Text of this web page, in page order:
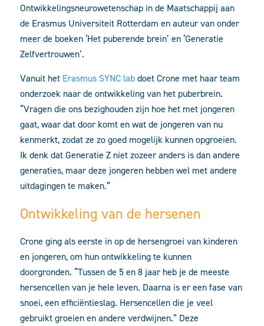
Ontwikkelingsneurowetenschap in de Maatschappij aan
de Erasmus Universiteit Rotterdam en auteur van onder
meer de boeken ‘Het puberende brein’ en ‘Generatie
Zelfvertrouwen’.
Vanuit het Erasmus SYNC labdoet Crone met haar team
onderzoek naar de ontwikkeling van het puberbrein.
“Vragen die ons bezighouden zijn hoe het met jongeren
gaat, waar dat door komt en wat de jongeren van nu
kenmerkt, zodat ze zo goed mogelijk kunnen opgroeien.
Ik denk dat Generatie Z niet zozeer anders is dan andere
generaties, maar deze jongeren hebben wel met andere
uitdagingen te maken.”
Ontwikkeling van de hersenen
Crone ging als eerste in op de hersengroei van kinderen
en jongeren, om hun ontwikkeling te kunnen
doorgronden. “Tussen de 5 en 8 jaar heb je de meeste
hersencellen van je hele leven. Daarna is er een fase van
snoei, een efficiëntieslag. Hersencellen die je veel
gebruikt groeien en andere verdwijnen.” Deze